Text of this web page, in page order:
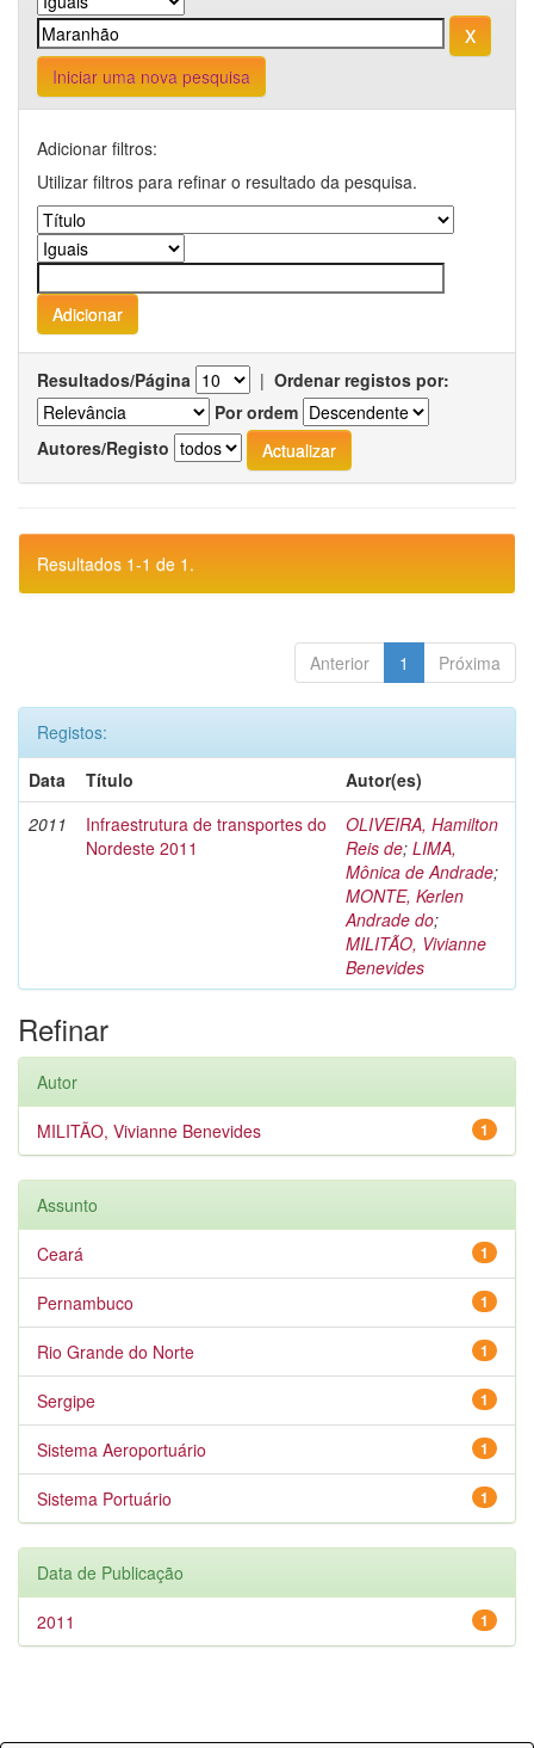
Iniciar uma nova pesquisa
Adicionar filtros:
Utilizar filtros para refinar o resultado da pesquisa.
Resultados/Página | Ordenar registos por:
Por ordem
Autores/Registo
Resultados 1-1 de 1.
Anterior 1 Próxima
Registos:
Data
Título
Autor(es)
2011
Infraestrutura de transportes do
Nordeste 2011
OLIVEIRA, Hamilton
Reis de; LIMA,
Mônica de Andrade;
MONTE, Kerlen
Andrade do;
MILITÃO, Vivianne
Benevides
Refinar
Autor
1
MILITÃO, Vivianne Benevides
Assunto
1
Ceará
1
Pernambuco
1
Rio Grande do Norte
1
Sergipe
1
Sistema Aeroportuário
1
Sistema Portuário
Data de Publicação
1
2011